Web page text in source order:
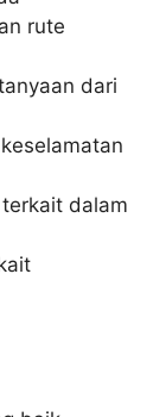
rute
dari
dalam